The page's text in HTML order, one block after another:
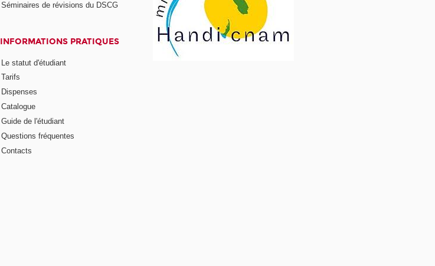
Séminaires de révisions du DSCG
INFORMATIONS PRATIQUES
Le statut d'étudiant
Tarifs
Dispenses
Catalogue
Guide de l'étudiant
Questions fréquentes
Contacts